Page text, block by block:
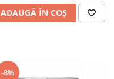
ADAUGĂ ÎN COȘ
-8%